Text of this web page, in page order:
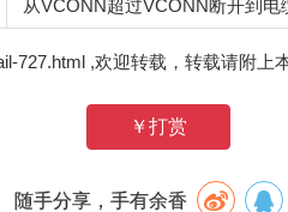
从VCONN超过VCONN断开到电
727.html ,欢迎转载，转载请附上
￥打赏
随手分享，手有余香